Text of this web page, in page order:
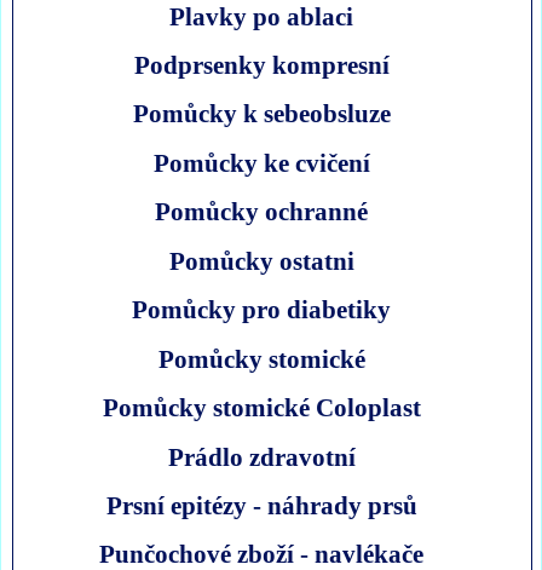
Plavky po ablaci
Podprsenky kompresní
Pomůcky k sebeobsluze
Pomůcky ke cvičení
Pomůcky ochranné
Pomůcky ostatni
Pomůcky pro diabetiky
Pomůcky stomické
Pomůcky stomické Coloplast
Prádlo zdravotní
Prsní epitézy - náhrady prsů
Punčochové zboží - navlékače